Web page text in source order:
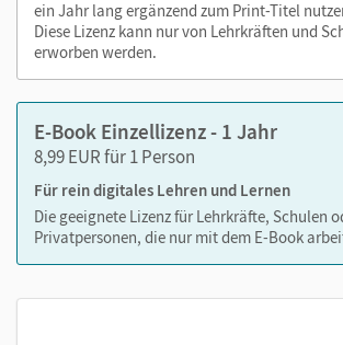
ein Jahr lang ergänzend zum Print-Titel
Diese Lizenz kann nur von Lehrkräften und
erworben werden.
E-Book Einzellizenz - 1 Jahr
8,99 EUR für 1 Person
Für rein digitales Lehren und Lernen
Die geeignete Lizenz für Lehrkräfte, Schulen
Privatpersonen, die nur mit dem E-Book